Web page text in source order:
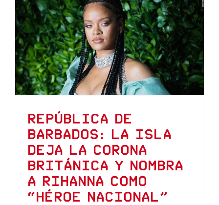
República de
Barbados: la isla
deja la Corona
británica y nombra
a Rihanna como
“héroe nacional”